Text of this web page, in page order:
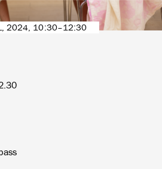
2024, 10:30–12:30